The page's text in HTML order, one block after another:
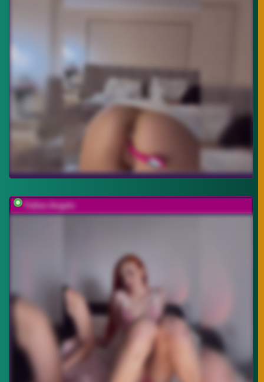
Fallen-Angels